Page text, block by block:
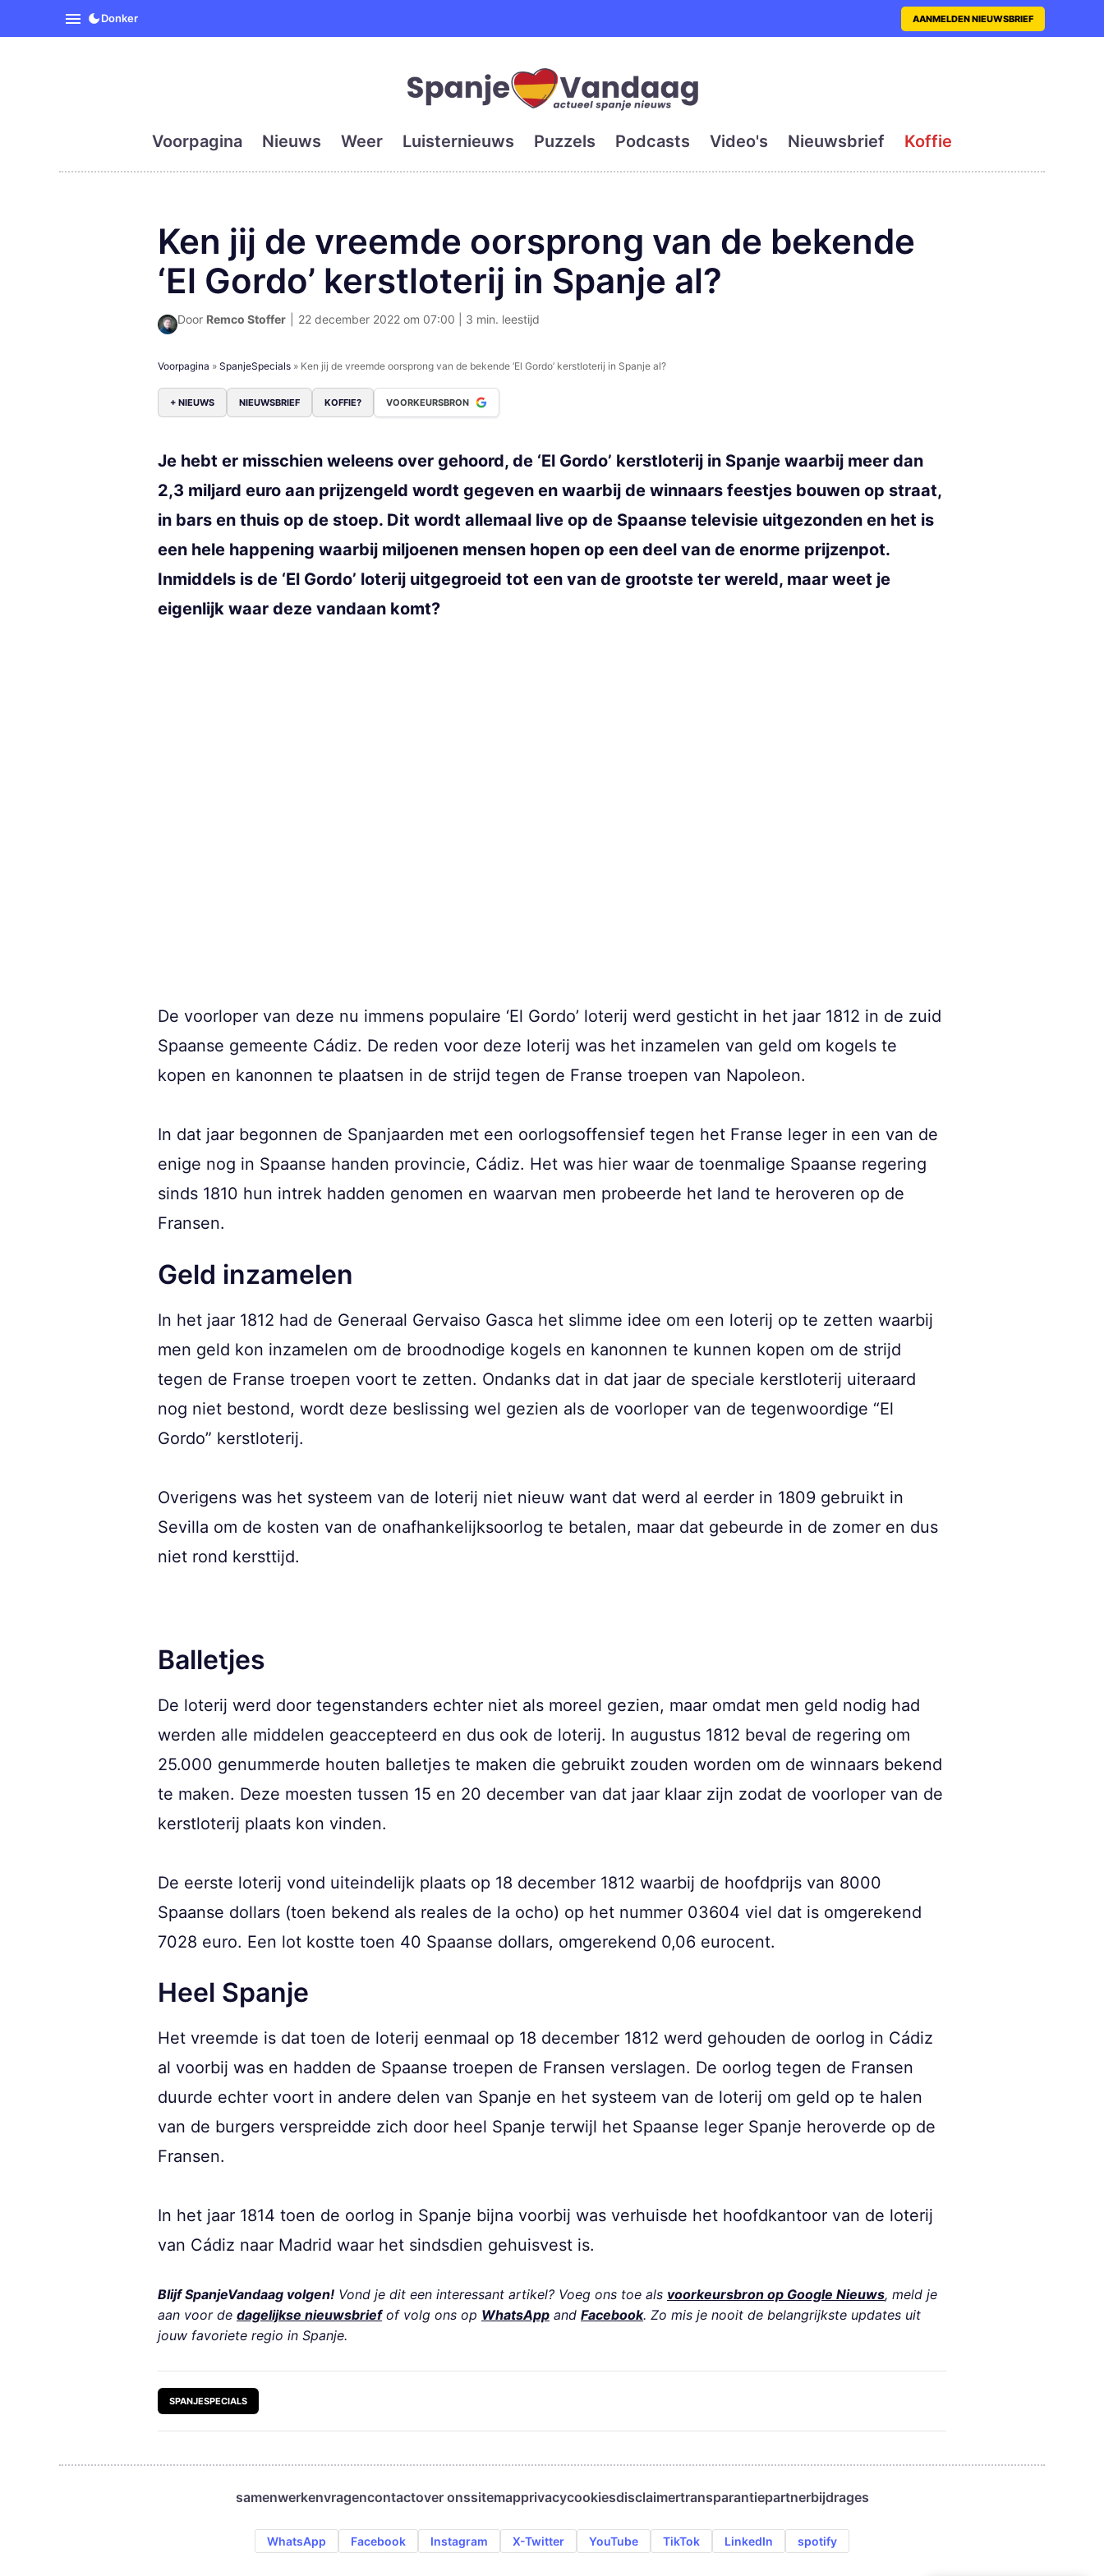
SpanjeVandaag is de eerste en grootste digitale krant met actueel en
Donker AANMELDEN NIEUWSBRIEF
Voorpagina Nieuws Weer Luisternieuws Puzzels Podcasts Video's Nieuwsbrief Koffie
Ken jij de vreemde oorsprong van de bekende
‘El Gordo’ kerstloterij in Spanje al?
Door Remco Stoffer 22 december 2022 om 07:00 | 3 min. leestijd
Voorpagina » SpanjeSpecials » Ken jij de vreemde oorsprong van de bekende ‘El Gordo’ kerstloterij in Spanje al?
+ NIEUWS NIEUWSBRIEF KOFFIE? VOORKEURSBRON
Je hebt er misschien weleens over gehoord, de ‘El Gordo’ kerstloterij in Spanje waarbij meer dan
2,3 miljard euro aan prijzengeld wordt gegeven en waarbij de winnaars feestjes bouwen op straat,
in bars en thuis op de stoep. Dit wordt allemaal live op de Spaanse televisie uitgezonden en het is
een hele happening waarbij miljoenen mensen hopen op een deel van de enorme prijzenpot.
Inmiddels is de ‘El Gordo’ loterij uitgegroeid tot een van de grootste ter wereld, maar weet je
eigenlijk waar deze vandaan komt?
De voorloper van deze nu immens populaire ‘El Gordo’ loterij werd gesticht in het jaar 1812 in de zuid
Spaanse gemeente Cádiz. De reden voor deze loterij was het inzamelen van geld om kogels te
kopen en kanonnen te plaatsen in de strijd tegen de Franse troepen van Napoleon.
In dat jaar begonnen de Spanjaarden met een oorlogsoffensief tegen het Franse leger in een van de
enige nog in Spaanse handen provincie, Cádiz. Het was hier waar de toenmalige Spaanse regering
sinds 1810 hun intrek hadden genomen en waarvan men probeerde het land te heroveren op de
Fransen.
Geld inzamelen
In het jaar 1812 had de Generaal Gervaiso Gasca het slimme idee om een loterij op te zetten waarbij
men geld kon inzamelen om de broodnodige kogels en kanonnen te kunnen kopen om de strijd
tegen de Franse troepen voort te zetten. Ondanks dat in dat jaar de speciale kerstloterij uiteraard
nog niet bestond, wordt deze beslissing wel gezien als de voorloper van de tegenwoordige “El
Gordo” kerstloterij.
Overigens was het systeem van de loterij niet nieuw want dat werd al eerder in 1809 gebruikt in
Sevilla om de kosten van de onafhankelijksoorlog te betalen, maar dat gebeurde in de zomer en dus
niet rond kersttijd.
Balletjes
De loterij werd door tegenstanders echter niet als moreel gezien, maar omdat men geld nodig had
werden alle middelen geaccepteerd en dus ook de loterij. In augustus 1812 beval de regering om
25.000 genummerde houten balletjes te maken die gebruikt zouden worden om de winnaars bekend
te maken. Deze moesten tussen 15 en 20 december van dat jaar klaar zijn zodat de voorloper van de
kerstloterij plaats kon vinden.
De eerste loterij vond uiteindelijk plaats op 18 december 1812 waarbij de hoofdprijs van 8000
Spaanse dollars (toen bekend als reales de la ocho) op het nummer 03604 viel dat is omgerekend
7028 euro. Een lot kostte toen 40 Spaanse dollars, omgerekend 0,06 eurocent.
Heel Spanje
Het vreemde is dat toen de loterij eenmaal op 18 december 1812 werd gehouden de oorlog in Cádiz
al voorbij was en hadden de Spaanse troepen de Fransen verslagen. De oorlog tegen de Fransen
duurde echter voort in andere delen van Spanje en het systeem van de loterij om geld op te halen
van de burgers verspreidde zich door heel Spanje terwijl het Spaanse leger Spanje heroverde op de
Fransen.
In het jaar 1814 toen de oorlog in Spanje bijna voorbij was verhuisde het hoofdkantoor van de loterij
van Cádiz naar Madrid waar het sindsdien gehuisvest is.
Blijf SpanjeVandaag volgen! Vond je dit een interessant artikel? Voeg ons toe als voorkeursbron op Google Nieuws, meld je
aan voor de dagelijkse nieuwsbriefof volg ons op WhatsApp and Facebook. Zo mis je nooit de belangrijkste updates uit
jouw favoriete regio in Spanje.
SPANJESPECIALS
samenwerkenvragencontactover onssitemapprivacycookiesdisclaimertransparantiepartnerbijdrages
WhatsApp Facebook Instagram X-Twitter YouTube TikTok LinkedIn spotify